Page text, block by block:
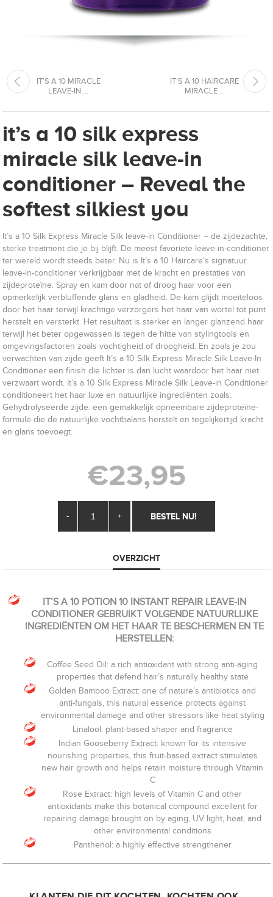
IT’S A 10 MIRACLE
LEAVE-IN ...
IT’S A 10 HAIRCARE
MIRACLE ...
it’s a 10 silk express
miracle silk leave-in
conditioner – Reveal the
softest silkiest you
It’s a 10 Silk Express Miracle Silk leave-in Conditioner – de zijdezachte,
sterke treatment die je bij blijft. De meest favoriete leave-in-conditioner
ter wereld wordt steeds beter. Nu is It’s a 10 Haircare’s signatuur
leave-in-conditioner verkrijgbaar met de kracht en prestaties van
zijdeproteïne. Spray en kam door nat of droog haar voor een
opmerkelijk verbluffende glans en gladheid. De kam glijdt moeiteloos
door het haar terwijl krachtige verzorgers het haar van wortel tot punt
herstelt en versterkt. Het resultaat is sterker en langer glanzend haar
terwijl het beter opgewassen is tegen de hitte van stylingtools en
omgevingsfactoren zoals vochtigheid of droogheid. En zoals je zou
verwachten van zijde geeft It’s a 10 Silk Express Miracle Silk Leave-In
Conditioner een finish die lichter is dan lucht waardoor het haar niet
verzwaart wordt. It’s a 10 Silk Express Miracle Silk Leave-in Conditioner
conditioneert het haar luxe en natuurlijke ingrediënten zoals:
Gehydrolyseerde zijde: een gemakkelijk opneembare zijdeproteïne-
formule die de natuurlijke vochtbalans herstelt en tegelijkertijd kracht
en glans toevoegt.
€23,95
- +
OVERZICHT
IT’S A 10 POTION 10 INSTANT REPAIR LEAVE-IN
CONDITIONER GEBRUIKT VOLGENDE NATUURLIJKE
INGREDIËNTEN OM HET HAAR TE BESCHERMEN EN TE
HERSTELLEN:
Coffee Seed Oil: a rich antioxidant with strong anti-aging
properties that defend hair’s naturally healthy state
Golden Bamboo Extract: one of nature’s antibiotics and
anti-fungals, this natural essence protects against
environmental damage and other stressors like heat styling
Linalool: plant-based shaper and fragrance
Indian Gooseberry Extract: known for its intensive
nourishing properties, this fruit-based extract stimulates
new hair growth and helps retain moisture through Vitamin
C
Rose Extract: high levels of Vitamin C and other
antioxidants make this botanical compound excellent for
repairing damage brought on by aging, UV light, heat, and
other environmental conditions
Panthenol: a highly effective strengthener